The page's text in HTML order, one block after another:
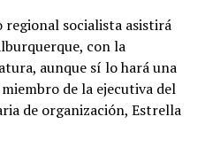
socialista asistirá
con la
aunque sí lo hará una
de la ejecutiva del
de organización, Estrella